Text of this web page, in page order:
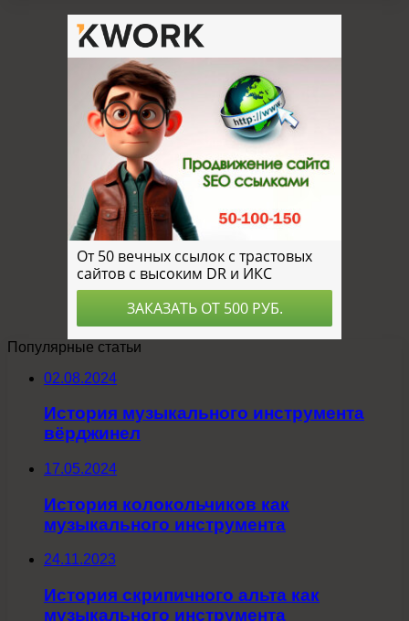
Популярные статьи
02.08.2024
История музыкального инструмента
вёрджинел
17.05.2024
История колокольчиков как
музыкального инструмента
24.11.2023
История скрипичного альта как
музыкального инструмента